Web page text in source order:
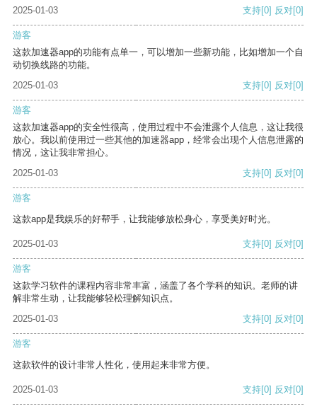
2025-01-03 支持[0] 反对[0]
游客
这款加速器app的功能有点单一，可以增加一些新功能，比如增加一个自
动切换线路的功能。
2025-01-03
支持[0] 反对[0]
游客
这款加速器app的安全性很高，使用过程中不会泄露个人信息，这让我很
放心。我以前使用过一些其他的加速器app，经常会出现个人信息泄露的
情况，这让我非常担心。
2025-01-03
支持[0] 反对[0]
游客
这款app是我娱乐的好帮手，让我能够放松身心，享受美好时光。
2025-01-03 支持[0] 反对[0]
游客
这款学习软件的课程内容非常丰富，涵盖了各个学科的知识。老师的讲
解非常生动，让我能够轻松理解知识点。
2025-01-03
支持[0] 反对[0]
游客
这款软件的设计非常人性化，使用起来非常方便。
2025-01-03 支持[0] 反对[0]